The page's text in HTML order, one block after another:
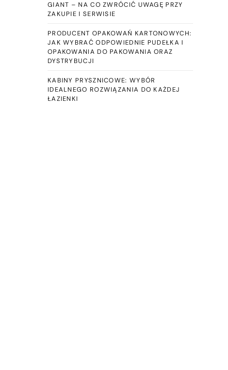
GIANT – NA CO ZWRÓCIĆ UWAGĘ PRZY
ZAKUPIE I SERWISIE
PRODUCENT OPAKOWAŃ KARTONOWYCH:
JAK WYBRAĆ ODPOWIEDNIE PUDEŁKA I
OPAKOWANIA DO PAKOWANIA ORAZ
DYSTRYBUCJI
KABINY PRYSZNICOWE: WYBÓR
IDEALNEGO ROZWIĄZANIA DO KAŻDEJ
ŁAZIENKI